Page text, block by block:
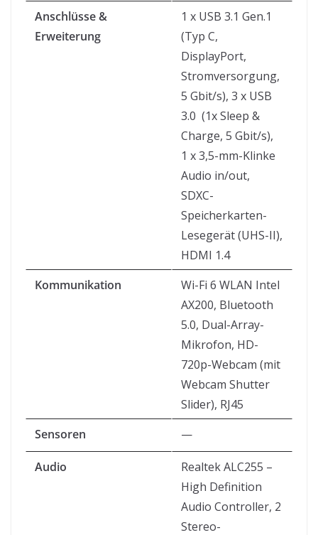
Anschlüsse &
Erweiterung
1 x USB 3.1 Gen.1
(Typ C,
DisplayPort,
Stromversorgung,
5 Gbit/s), 3 x USB
3.0 (1x Sleep &
Charge, 5 Gbit/s),
1 x 3,5-mm-Klinke
Audio in/out,
SDXC-
Speicherkarten-
Lesegerät (UHS-II),
HDMI 1.4
Kommunikation
Wi-Fi 6 WLAN Intel
AX200, Bluetooth
5.0, Dual-Array-
Mikrofon, HD-
720p-Webcam (mit
Webcam Shutter
Slider), RJ45
Sensoren
—
Audio
Realtek ALC255 –
High Definition
Audio Controller, 2
Stereo-